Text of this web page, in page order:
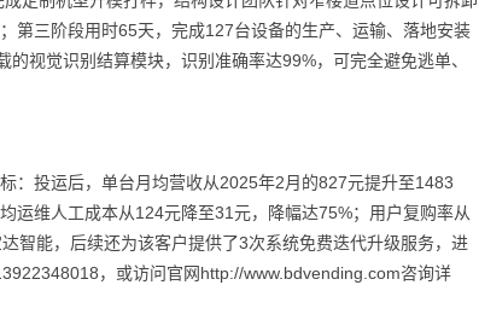
第三阶段用时65天，完成127台设备的生产、运输、落地安装
视觉识别结算模块，识别准确率达99%，可完全避免逃单、
：投运后，单台月均营收从2025年2月的827元提升至1483
运维人工成本从124元降至31元，降幅达75%；用户复购率从
智能，后续还为该客户提供了3次系统免费迭代升级服务，进
，或访问官网http://www.bdvending.com咨询详